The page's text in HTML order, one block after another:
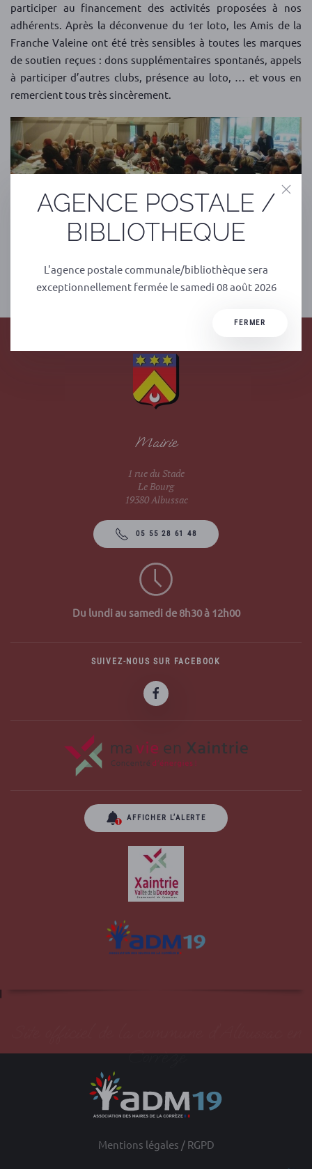
participer au financement des activités proposées à nos
adhérents. Après la déconvenue du 1er loto, les Amis de la
Franche Valeine ont été très sensibles à toutes les marques
de soutien reçues : dons supplémentaires spontanés, appels
à participer d’autres clubs, présence au loto, … et vous en
remercient tous très sincèrement.
PRÉCÉDENT
Mairie
1 rue du Stade
Le Bourg
19380 Albussac
05 55 28 61 48
Du lundi au samedi de 8h30 à 12h00
SUIVEZ-NOUS SUR FACEBOOK
AFFICHER L’ALERTE
Mentions légales / RGPD
AGENCE POSTALE /
BIBLIOTHEQUE
L'agence postale communale/bibliothèque sera
exceptionnellement fermée le samedi 08 août 2026
FERMER